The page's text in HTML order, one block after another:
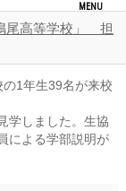
MENU
尾高等学校」 担
1年生39名が来校
学しました。生協
による学部説明が